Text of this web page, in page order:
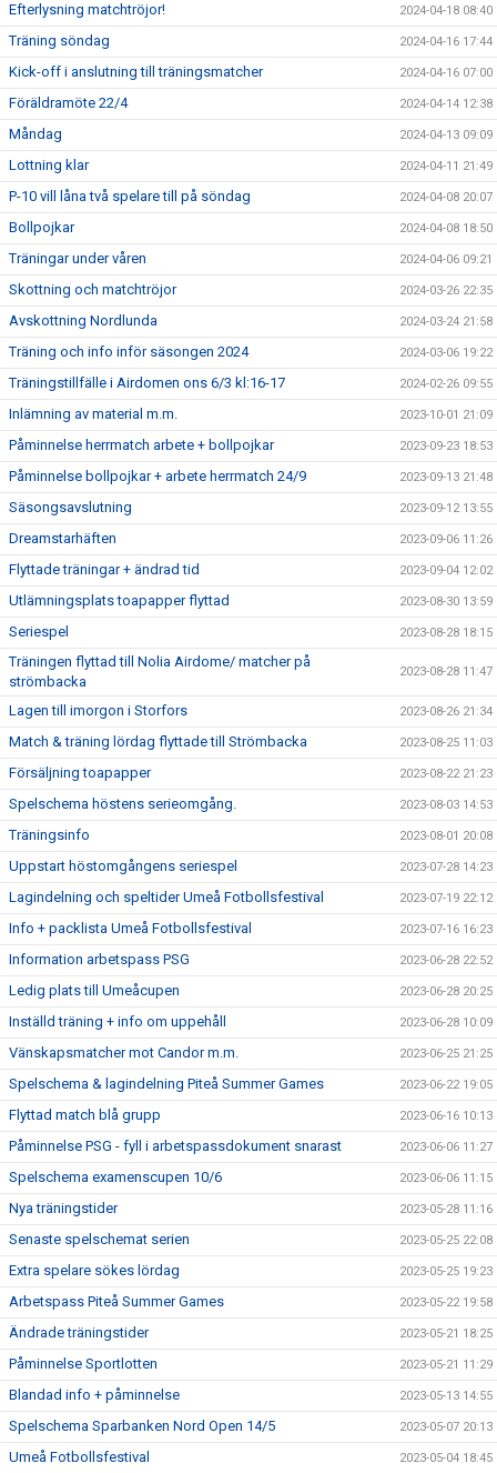
Efterlysning matchtröjor! 2024-04-18 08:40
Träning söndag 2024-04-16 17:44
Kick-off i anslutning till träningsmatcher 2024-04-16 07:00
Föräldramöte 22/4 2024-04-14 12:38
Måndag 2024-04-13 09:09
Lottning klar 2024-04-11 21:49
P-10 vill låna två spelare till på söndag 2024-04-08 20:07
Bollpojkar 2024-04-08 18:50
Träningar under våren 2024-04-06 09:21
Skottning och matchtröjor 2024-03-26 22:35
Avskottning Nordlunda 2024-03-24 21:58
Träning och info inför säsongen 2024 2024-03-06 19:22
Träningstillfälle i Airdomen ons 6/3 kl:16-17 2024-02-26 09:55
Inlämning av material m.m. 2023-10-01 21:09
Påminnelse herrmatch arbete + bollpojkar 2023-09-23 18:53
Påminnelse bollpojkar + arbete herrmatch 24/9 2023-09-13 21:48
Säsongsavslutning 2023-09-12 13:55
Dreamstarhäften 2023-09-06 11:26
Flyttade träningar + ändrad tid 2023-09-04 12:02
Utlämningsplats toapapper flyttad 2023-08-30 13:59
Seriespel 2023-08-28 18:15
Träningen flyttad till Nolia Airdome/ matcher på
strömbacka
2023-08-28 11:47
Lagen till imorgon i Storfors 2023-08-26 21:34
Match & träning lördag flyttade till Strömbacka 2023-08-25 11:03
Försäljning toapapper 2023-08-22 21:23
Spelschema höstens serieomgång. 2023-08-03 14:53
Träningsinfo 2023-08-01 20:08
Uppstart höstomgångens seriespel 2023-07-28 14:23
Lagindelning och speltider Umeå Fotbollsfestival 2023-07-19 22:12
Info + packlista Umeå Fotbollsfestival 2023-07-16 16:23
Information arbetspass PSG 2023-06-28 22:52
Ledig plats till Umeåcupen 2023-06-28 20:25
Inställd träning + info om uppehåll 2023-06-28 10:09
Vänskapsmatcher mot Candor m.m. 2023-06-25 21:25
Spelschema & lagindelning Piteå Summer Games 2023-06-22 19:05
Flyttad match blå grupp 2023-06-16 10:13
Påminnelse PSG - fyll i arbetspassdokument snarast 2023-06-06 11:27
Spelschema examenscupen 10/6 2023-06-06 11:15
Nya träningstider 2023-05-28 11:16
Senaste spelschemat serien 2023-05-25 22:08
Extra spelare sökes lördag 2023-05-25 19:23
Arbetspass Piteå Summer Games 2023-05-22 19:58
Ändrade träningstider 2023-05-21 18:25
Påminnelse Sportlotten 2023-05-21 11:29
Blandad info + påminnelse 2023-05-13 14:55
Spelschema Sparbanken Nord Open 14/5 2023-05-07 20:13
Umeå Fotbollsfestival 2023-05-04 18:45